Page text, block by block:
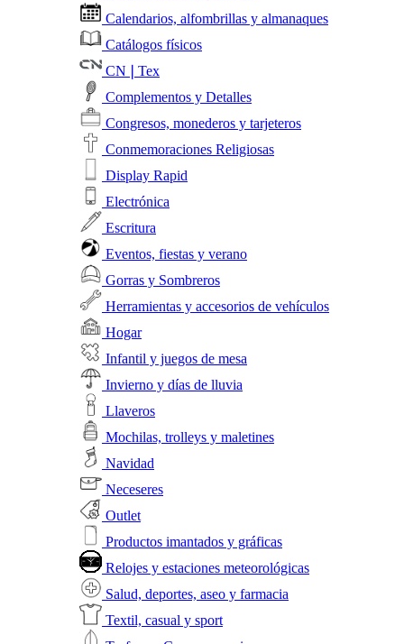
Calendarios, alfombrillas y almanaques
Catálogos físicos
CN❘Tex
Complementos y Detalles
Congresos, monederos y tarjeteros
Conmemoraciones Religiosas
Display Rapid
Electrónica
Escritura
Eventos, fiestas y verano
Gorras y Sombreros
Herramientas y accesorios de vehículos
Hogar
Infantil y juegos de mesa
Invierno y días de lluvia
Llaveros
Mochilas, trolleys y maletines
Navidad
Neceseres
Outlet
Productos imantados y gráficas
Relojes y estaciones meteorológicas
Salud, deportes, aseo y farmacia
Textil, casual y sport